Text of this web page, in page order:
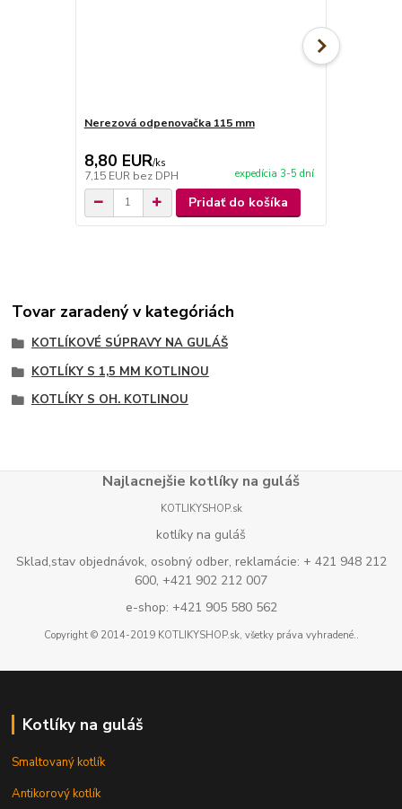
Nerezová odpenovačka 115 mm
8,80 EUR/ks
7,15 EUR bez DPH expedícia 3-5 dní
Pridať do košíka
Tovar zaradený v kategóriách
KOTLÍKOVÉ SÚPRAVY NA GULÁŠ
KOTLÍKY S 1,5 MM KOTLINOU
KOTLÍKY S OH. KOTLINOU
Najlacnejšie kotlíky na guláš
KOTLIKYSHOP.sk
kotlíky na guláš
Sklad,stav objednávok, osobný odber, reklamácie: + 421 948 212
600, +421 902 212 007
e-shop: +421 905 580 562
Copyright © 2014-2019 KOTLIKYSHOP.sk, všetky práva vyhradené..
Kotlíky na guláš
Smaltovaný kotlík
Antikorový kotlík